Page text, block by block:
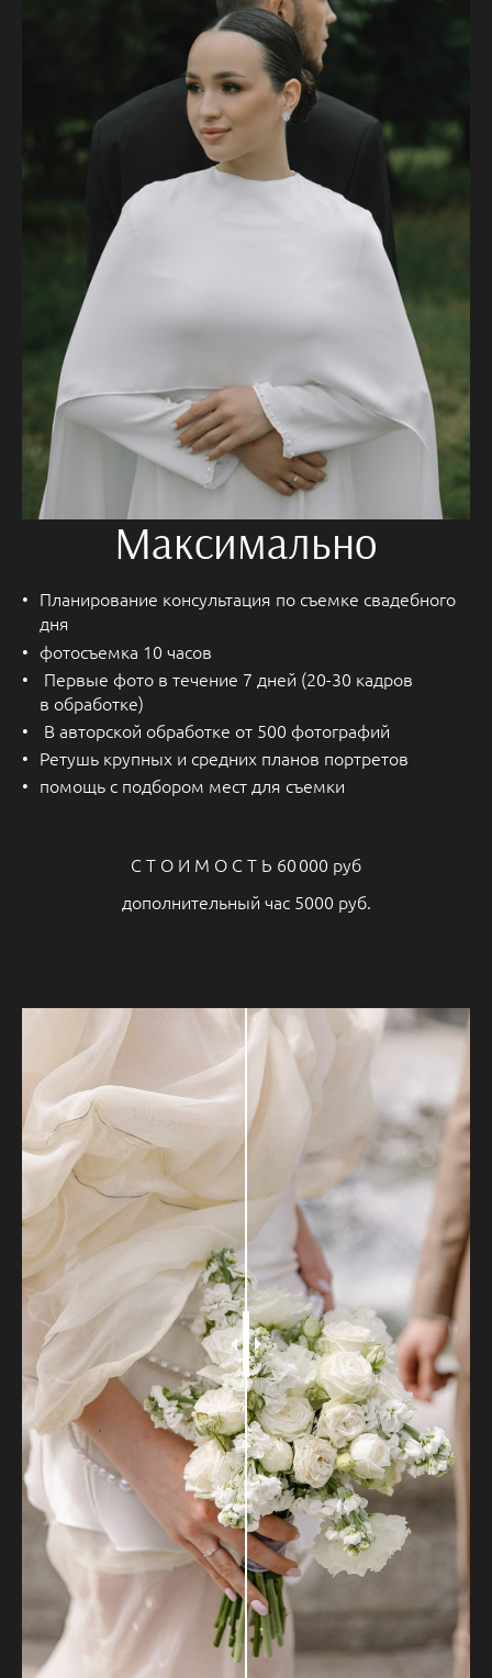
Максимально
Планирование консультация по съемке свадебного
дня
фотосъемка 10 часов
Первые фото в течение 7 дней (20-30 кадров
в обработке)
В авторской обработке от 500 фотографий
Ретушь крупных и средних планов портретов
помощь с подбором мест для съемки
С Т О И М О С Т Ь 60 000 руб
дополнительный час 5000 руб.